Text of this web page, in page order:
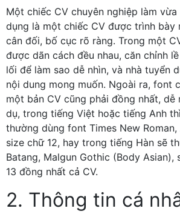
Một chiếc CV chuyên nghiệp làm
dụng là một chiếc CV được trình bày
cân đối, bố cục rõ ràng. Trong một
được dãn cách đều nhau, căn chỉnh
lối để làm sao dễ nhìn, và nhà tuyển
nội dung mong muốn. Ngoài ra, font
một bản CV cũng phải đồng nhất, dễ
dụ, trong tiếng Việt hoặc tiếng Anh
thường dùng font Times New Roman,
size chữ 12, hay trong tiếng Hàn sẽ
Batang, Malgun Gothic (Body Asian),
13 đồng nhất cả CV.
2. Thông tin cá